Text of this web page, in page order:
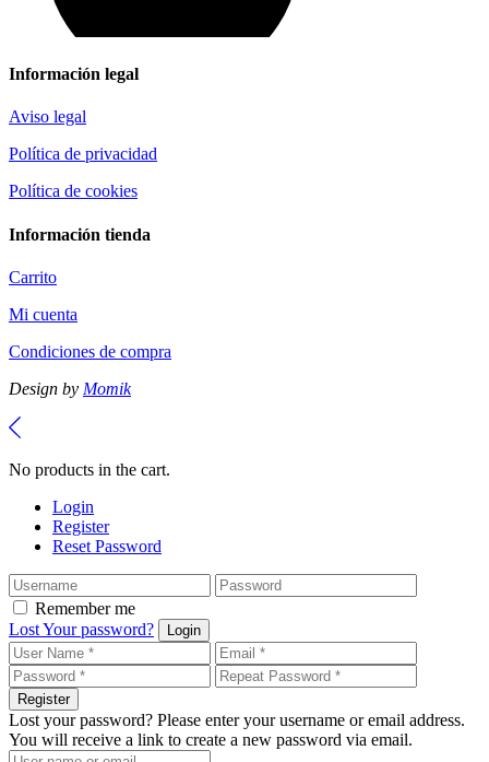
Información legal
Aviso legal
Política de privacidad
Política de cookies
Información tienda
Carrito
Mi cuenta
Condiciones de compra
Design by Momik
No products in the cart.
Login
Register
Reset Password
Remember me
Lost Your password?
Login
Register
Lost your password? Please enter your username or email address.
You will receive a link to create a new password via email.